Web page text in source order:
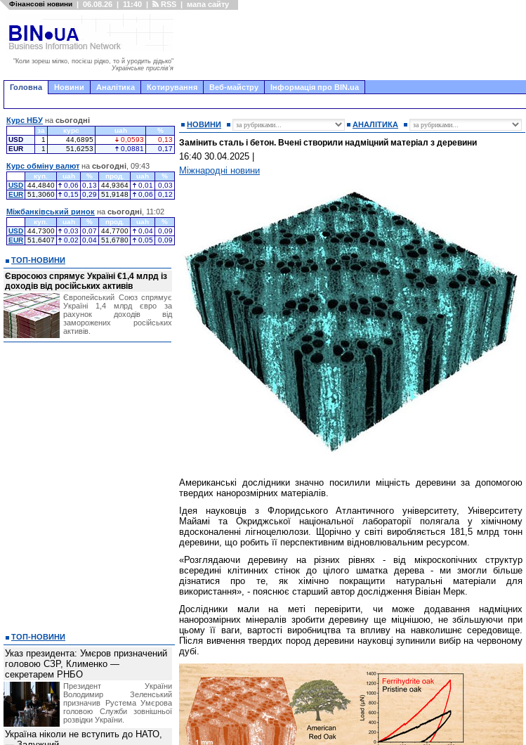
Фінансові новини | 06.08.26 | 11:40 | RSS | мапа сайту
"Коли зореш мілко, посієш рідко, то й уродить дідько"
Українське прислів'я
Головна Новини Аналітика Котирування Веб-майстру Інформація про BIN.ua
НОВИНИ АНАЛІТИКА
Замінить сталь і бетон. Вчені створили надміцний матеріал з деревини
16:40 30.04.2025
Міжнародні новини
Американські дослідники значно посилили міцність деревини за допомогою
твердих нанорозмірних матеріалів.
Ідея науковців з Флоридського Атлантичного університету, Університету
Майамі та Окриджської національної лабораторії полягала у хімічному
вдосконаленні лігноцелюлози. Щорічно у світі виробляється 181,5 млрд тонн
деревини, що робить її перспективним відновлювальним ресурсом.
«Розглядаючи деревину на різних рівнях - від мікроскопічних структур
всередині клітинних стінок до цілого шматка дерева - ми змогли більше
дізнатися про те, як хімічно покращити натуральні матеріали для
використання», - пояснює старший автор дослідження Вівіан Мерк.
Дослідники мали на меті перевірити, чи може додавання надміцних
нанорозмірних мінералів зробити деревину ще міцнішою, не збільшуючи при
цьому її ваги, вартості виробництва та впливу на навколишнє середовище.
Після вивчення твердих пород деревини науковці зупинили вибір на червоному
дубі.
Курс НБУ на сьогодні
за курс uah
%
USD
1 44,6895 0,0593
0,13
EUR
1 51,6253 0,0881 0,17
Курс обміну валют на сьогодні , 09:43
куп. uah % прод. uah
%
USD 44,4840 0,06 0,13 44,9364 0,01
0,03
EUR 51,3060 0,15 0,29 51,9148 0,06 0,12
Міжбанківський ринок на сьогодні , 11:02
куп. uah % прод. uah
%
USD 44,7300 0,03 0,07 44,7700 0,04
0,09
EUR 51,6407 0,02 0,04 51,6780 0,05 0,09
ТОП-НОВИНИ
Євросоюз спрямує Україні €1,4 млрд із
доходів від російських активів
Європейський Союз спрямує
Україні 1,4 млрд євро за
рахунок доходів від
заморожених російських
активів.
ТОП-НОВИНИ
Указ президента: Умєров призначений
головою СЗР, Клименко —
секретарем РНБО
Президент України
Володимир Зеленський
призначив Pустема Умєрова
головою Служби зовнішньої
розвідки України.
Україна ніколи не вступить до НАТО,